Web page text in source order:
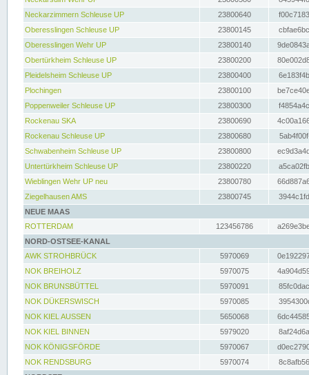
Neckarzimmern Schleuse UP
23800640
Oberesslingen Schleuse UP
23800145
Oberesslingen Wehr UP
23800140
Obertürkheim Schleuse UP
23800200
Pleidelsheim Schleuse UP
23800400
Plochingen
23800100
Poppenweiler Schleuse UP
23800300
Rockenau SKA
23800690
Rockenau Schleuse UP
23800680
Schwabenheim Schleuse UP
23800800
Untertürkheim Schleuse UP
23800220
Wieblingen Wehr UP neu
23800780
Ziegelhausen AMS
23800745
NEUE MAAS
ROTTERDAM
123456786
NORD-OSTSEE-KANAL
AWK STROHBRÜCK
5970069
NOK BREIHOLZ
5970075
NOK BRUNSBÜTTEL
5970091
NOK DÜKERSWISCH
5970085
NOK KIEL AUSSEN
5650068
NOK KIEL BINNEN
5979020
NOK KÖNIGSFÖRDE
5970067
NOK RENDSBURG
5970074